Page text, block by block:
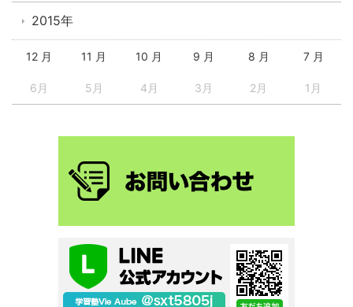
2015年
12 月 11 月 10 月 9 月 8 月 7 月
6月 5月 4月 3月 2月 1月